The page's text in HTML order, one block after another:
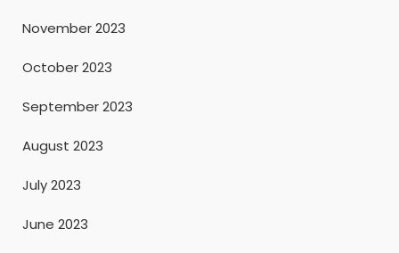
November 2023
October 2023
September 2023
August 2023
July 2023
June 2023